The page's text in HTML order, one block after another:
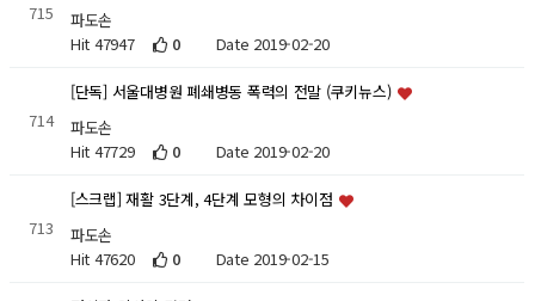
715
파도손
Hit 47947
0 Date 2019-02-20
714
[단독] 서울대병원 폐쇄병동 폭력의 전말 (쿠키뉴스)
파도손
Hit 47729
0 Date 2019-02-20
713
[스크랩] 재활 3단계, 4단계 모형의 차이점
파도손
Hit 47620
0 Date 2019-02-15